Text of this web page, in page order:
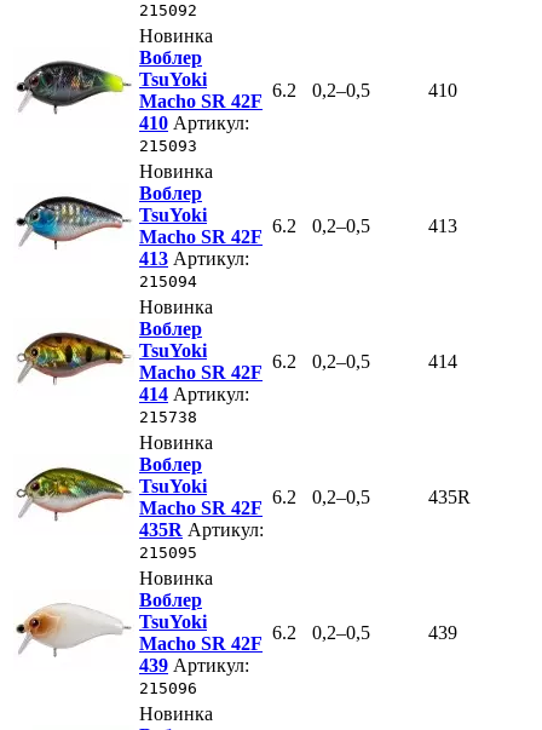
215092
Новинка
Воблер
TsuYoki
Macho SR 42F
410 Артикул:
215093
6.2 0,2–0,5 410
Новинка
Воблер
TsuYoki
Macho SR 42F
413 Артикул:
215094
6.2 0,2–0,5 413
Новинка
Воблер
TsuYoki
Macho SR 42F
414 Артикул:
215738
6.2 0,2–0,5 414
Новинка
Воблер
TsuYoki
Macho SR 42F
435R Артикул:
215095
6.2 0,2–0,5 435R
Новинка
Воблер
TsuYoki
Macho SR 42F
439 Артикул:
215096
6.2 0,2–0,5 439
Новинка